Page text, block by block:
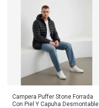
Campera Puffer Stone Forrada
Con Piel Y Capuha Desmontable